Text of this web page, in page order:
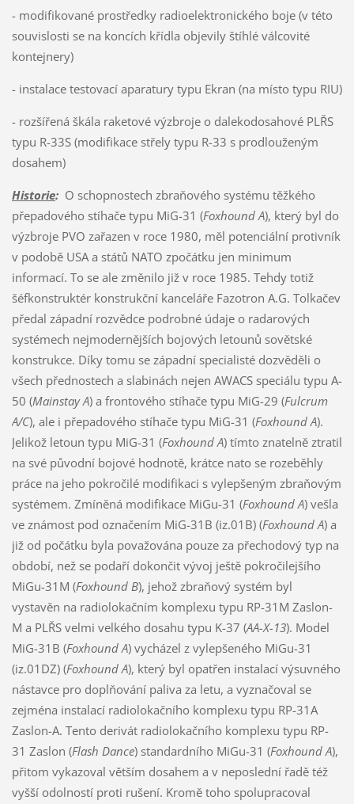
- modifikované prostředky radioelektronického boje (v této
souvislosti se na koncích křídla objevily štíhlé válcovité
kontejnery)
- instalace testovací aparatury typu Ekran (na místo typu RIU)
- rozšířená škála raketové výzbroje o dalekodosahové PLŘS
typu R-33S (modifikace střely typu R-33 s prodlouženým
dosahem)
Historie:O schopnostech zbraňového systému těžkého
přepadového stíhače typu MiG-31 (Foxhound A), který byl do
výzbroje PVO zařazen v roce 1980, měl potenciální protivník
v podobě USA a států NATO zpočátku jen minimum
informací. To se ale změnilo již v roce 1985. Tehdy totiž
šéfkonstruktér konstrukční kanceláře Fazotron A.G. Tolkačev
předal západní rozvědce podrobné údaje o radarových
systémech nejmodernějších bojových letounů sovětské
konstrukce. Díky tomu se západní specialisté dozvěděli o
všech přednostech a slabinách nejen AWACS speciálu typu A-
50 (Mainstay A) a frontového stíhače typu MiG-29 (Fulcrum
A/C), ale i přepadového stíhače typu MiG-31 (Foxhound A).
Jelikož letoun typu MiG-31 (Foxhound A) tímto znatelně ztratil
na své původní bojové hodnotě, krátce nato se rozeběhly
práce na jeho pokročilé modifikaci s vylepšeným zbraňovým
systémem. Zmíněná modifikace MiGu-31 (Foxhound A) vešla
ve známost pod označením MiG-31B (iz.01B) (Foxhound A) a
již od počátku byla považována pouze za přechodový typ na
období, než se podaří dokončit vývoj ještě pokročilejšího
MiGu-31M (Foxhound B), jehož zbraňový systém byl
vystavěn na radiolokačním komplexu typu RP-31M Zaslon-
M a PLŘS velmi velkého dosahu typu K-37 (AA-X-13). Model
MiG-31B (Foxhound A) vycházel z vylepšeného MiGu-31
(iz.01DZ) (Foxhound A), který byl opatřen instalací výsuvného
nástavce pro doplňování paliva za letu, a vyznačoval se
zejména instalací radiolokačního komplexu typu RP-31A
Zaslon-A. Tento derivát radiolokačního komplexu typu RP-
31 Zaslon (Flash Dance) standardního MiGu-31 (Foxhound A),
přitom vykazoval větším dosahem a v neposlední řadě též
vyšší odolností proti rušení. Kromě toho spolupracoval